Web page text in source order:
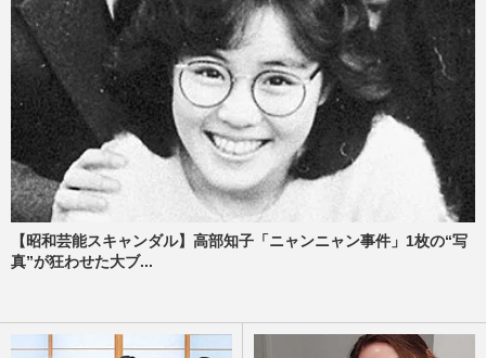
【昭和芸能スキャンダル】高部知子「ニャンニャン事件」1枚の“写
真”が狂わせた大ブ...